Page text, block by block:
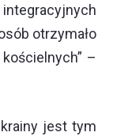
otrzymało
–
jest tym